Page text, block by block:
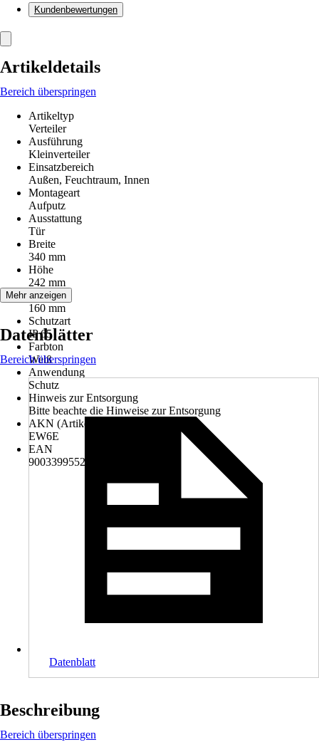
Kundenbewertungen
Artikeldetails
Bereich überspringen
Artikeltyp
Verteiler
Ausführung
Kleinverteiler
Einsatzbereich
Außen, Feuchtraum, Innen
Montageart
Aufputz
Ausstattung
Tür
Breite
340 mm
Höhe
242 mm
Tiefe
160 mm
Schutzart
IP 65
Farbton
Weiß
Anwendung
Schutz
Hinweis zur Entsorgung
Bitte beachte die Hinweise zur Entsorgung
AKN (Artikelkurznummer)
EW6E
EAN
9003399552885
Mehr anzeigen
Datenblätter
Bereich überspringen
Datenblatt
Beschreibung
Bereich überspringen